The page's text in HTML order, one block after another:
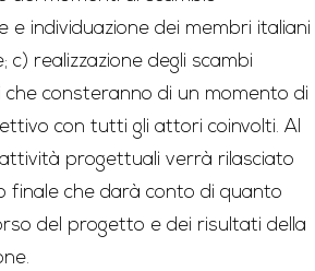
e individuazione dei membri italiani
c) realizzazione degli scambi
che consteranno di un momento di
con tutti gli attori coinvolti. Al
progettuali verrà rilasciato
finale che darà conto di quanto
del progetto e dei risultati della